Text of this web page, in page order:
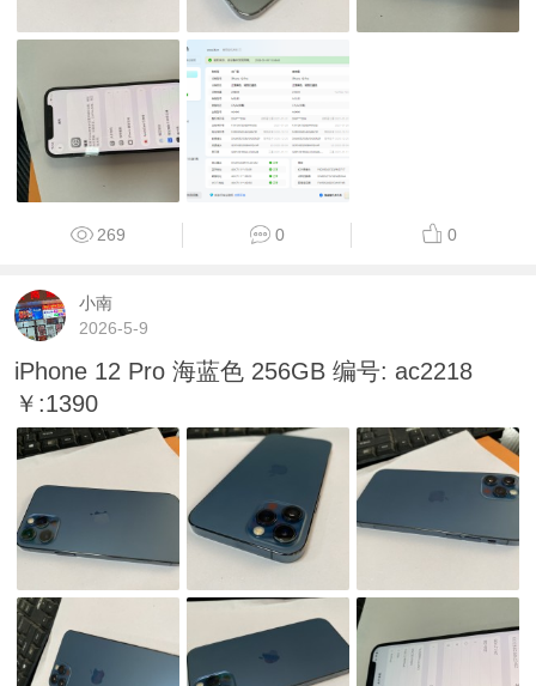
269 0 0
小南
2026-5-9
iPhone 12 Pro 海蓝色 256GB 编号: ac2218
￥:1390